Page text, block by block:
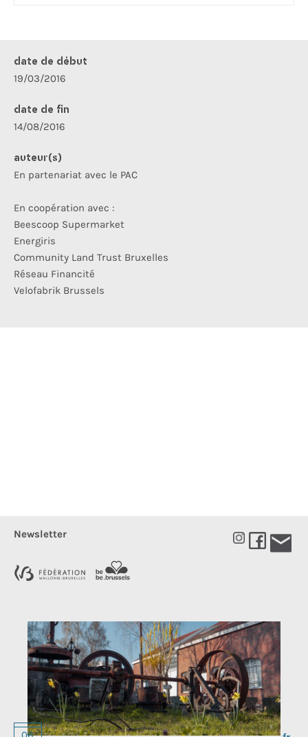
date de début
19/03/2016
date de fin
14/08/2016
auteur(s)
En partenariat avec le PAC
En coopération avec :
Beescoop Supermarket
Energiris
Community Land Trust Bruxelles
Réseau Financité
Velofabrik Brussels
Newsletter